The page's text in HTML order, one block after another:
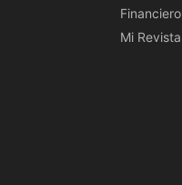
Financiero
Mi Revista